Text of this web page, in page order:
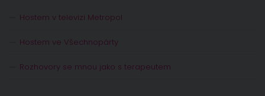
Hostem v televizi Metropol
Hostem ve Všechnopárty
Rozhovory se mnou jako s terapeutem